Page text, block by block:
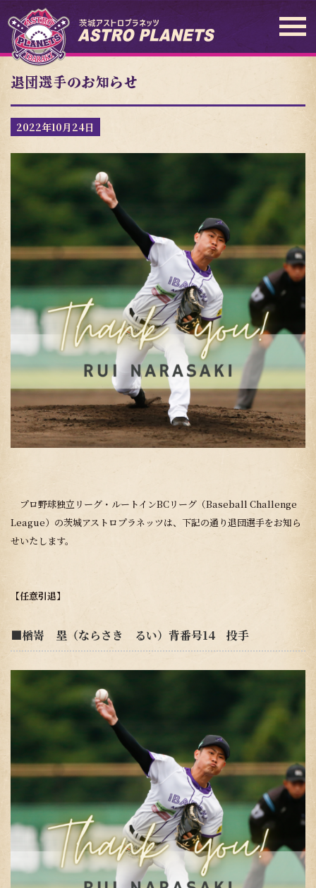
退団選手のお知らせ
2022年10月24日
プロ野球独立リーグ・ルートインBCリーグ（Baseball Challenge
League）の茨城アストロプラネッツは、下記の通り退団選手をお知ら
せいたします。
【任意引退】
■楢嵜 塁（ならさき るい）背番号14 投手